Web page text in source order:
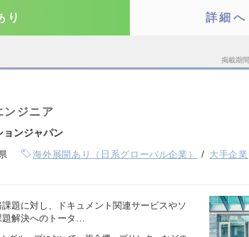
り 詳細へ
掲載期間
ンジニア
ョンジャパン
海外展開あり（日系グローバル企業） 大手企業
題に対し、ドキュメント関連サービスやソ
題解決へのトータ…